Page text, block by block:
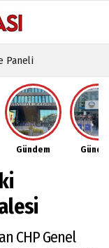
Künye
İletişim
Çerez
Politikası
Paneli
Gündem
CHP Genel